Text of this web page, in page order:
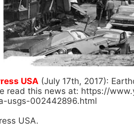
USA (July 17th, 2017):
read this news at: https://
usgs-002442896.html
USA.